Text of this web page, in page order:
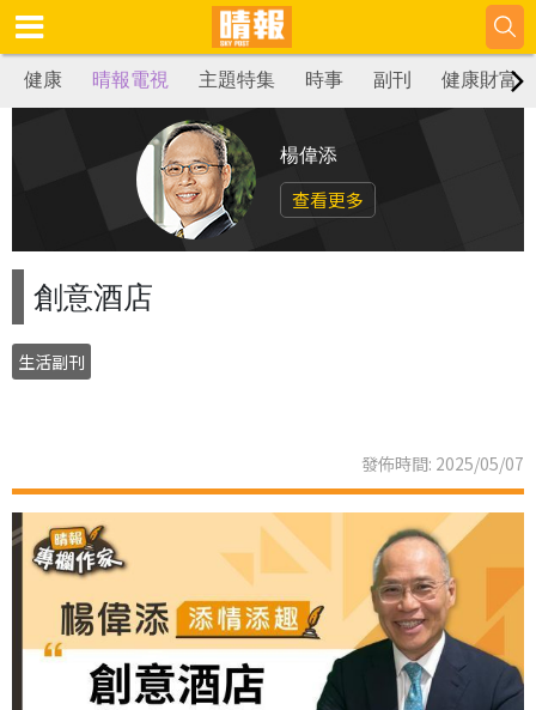
健康 晴報電視 主題特集 時事 副刊 健康財富
楊偉添
查看更多
創意酒店
生活副刊
發佈時間: 2025/05/07